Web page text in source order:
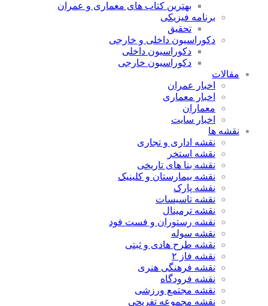
بهترین کتاب های معماری و عمران
برنامه فیزیکی
تحقیق
دکوراسیون داخلی و خارجی
دکوراسیون داخلی
دکوراسیون خارجی
مقالات
اخبار عمران
اخبار معماری
معماران
اخبار سایت
نقشه ها
نقشه اداری و تجاری
نقشه استخر
نقشه بنا های تاریخی
نقشه بیمارستان و کلینیک
نقشه پارک
نقشه تاسیسات
نقشه ترمینال
نقشه رستوران و فست فود
نقشه سوله
نقشه طرح هادی و ثبتی
نقشه فاز ۲
نقشه فرهنگی هنری
نقشه فرودگاه
نقشه مجتمع ورزشی
نقشه مجموعه تفریحی